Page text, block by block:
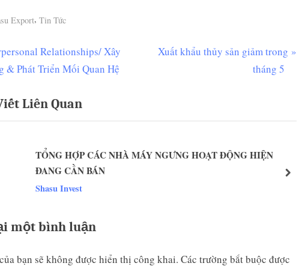
Export, Tin Tức
Relationships/ Xây
& Phát Triển Mối Quan Hệ
N
P
s
Xuất khẩu thủy sản giảm trong
tháng 5
Liên Quan
TỔNG HỢP CÁC NHÀ MÁY NGƯNG HOẠT ĐỘNG HIỆN
ĐANG CẦN BÁN
Shasu Invest
next
một bình luận
bạn sẽ không được hiển thị công khai. Các trường bắt buộc được